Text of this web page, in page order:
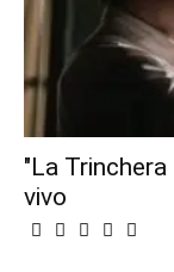
"La
vivo